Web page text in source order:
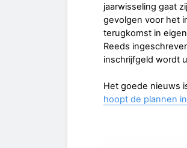
jaarwisseling gaat
gevolgen voor het
terugkomst in
Reeds
inschrijfgeld wordt
Het goede nieuws
hoopt de plannen